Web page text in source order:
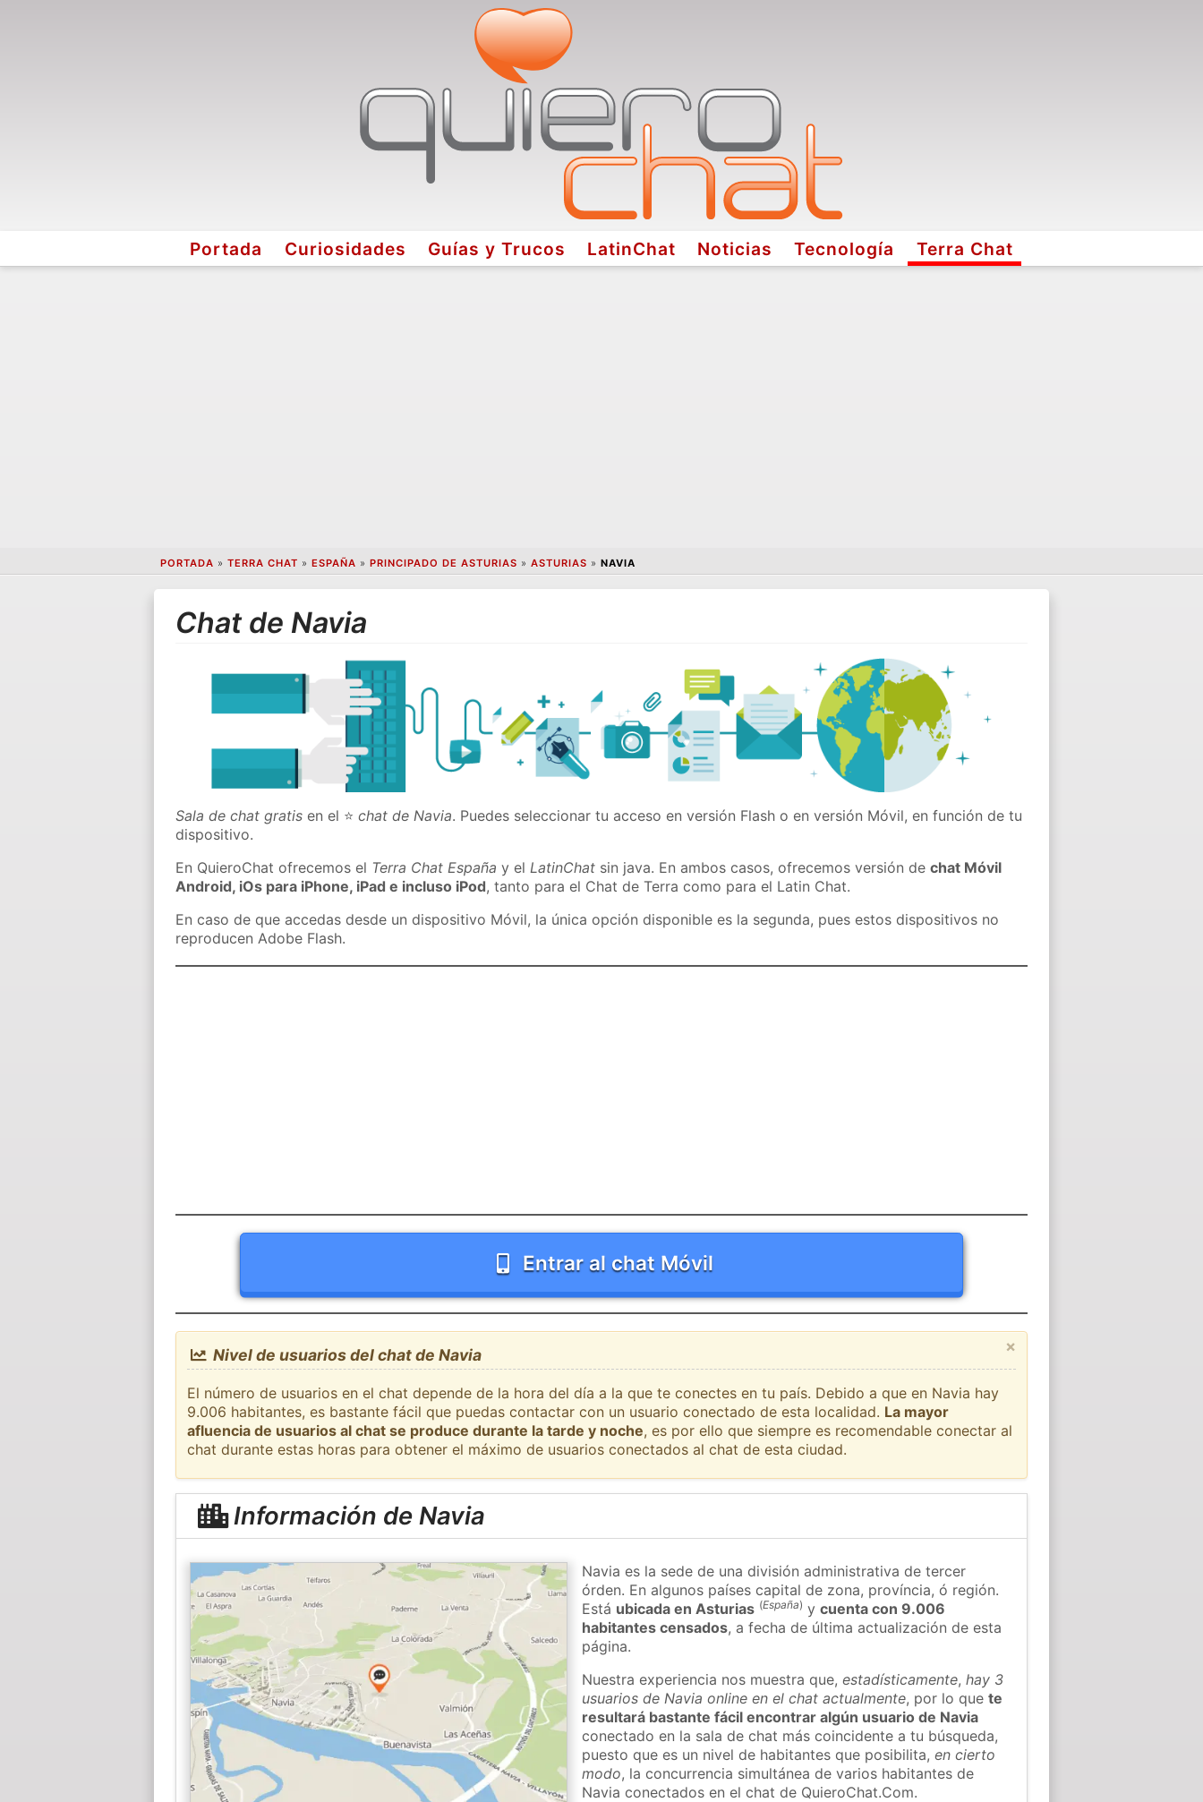
Portada Curiosidades Guías y Trucos LatinChat Noticias Tecnología Terra Chat
PORTADA » TERRA CHAT » ESPAÑA » PRINCIPADO DE ASTURIAS » ASTURIAS » NAVIA
Chat de Navia
Sala de chat gratis en el ⭐chat de Navia. Puedes seleccionar tu acceso en versión Flash o en versión Móvil, en función de tu
dispositivo.
En QuieroChat ofrecemos el Terra Chat España y elLatinChat sin java. En ambos casos, ofrecemos versión dechat Móvil
Android, iOs para iPhone, iPad e incluso iPod, tanto para el Chat de Terra como para el Latin Chat.
En caso de que accedas desde un dispositivo Móvil, la única opción disponible es la segunda, pues estos dispositivos no
reproducen Adobe Flash.
Entrar al chat Móvil
×
Nivel de usuarios del chat de Navia
El número de usuarios en el chat depende de la hora del día a la que te conectes en tu país. Debido a que en Navia hay
9.006 habitantes, es bastante fácil que puedas contactar con un usuario conectado de esta localidad. La mayor
afluencia de usuarios al chat se produce durante la tarde y noche, es por ello que siempre es recomendable conectar al
chat durante estas horas para obtener el máximo de usuarios conectados al chat de esta ciudad.
Información de Navia
Navia es la sede de una división administrativa de tercer
órden. En algunos países capital de zona, província, ó región.
Está ubicada en Asturias (España) ycuenta con 9.006
habitantes censados, a fecha de última actualización de esta
página.
Nuestra experiencia nos muestra que,estadísticamente,hay 3
usuarios de Navia online en el chat actualmente, por lo quete
resultará bastante fácil encontrar algún usuario de Navia
conectado en la sala de chat más coincidente a tu búsqueda,
puesto que es un nivel de habitantes que posibilita,en cierto
modo, la concurrencia simultánea de varios habitantes de
Navia conectados en el chat de QuieroChat.Com.